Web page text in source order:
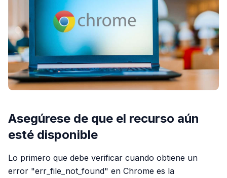
Asegúrese de que el recurso aún
esté disponible
Lo primero que debe verificar cuando obtiene un
error "err_file_not_found" en Chrome es la